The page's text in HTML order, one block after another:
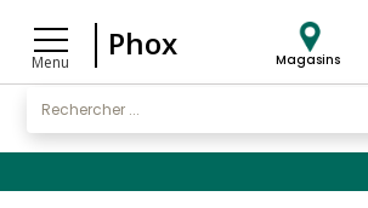
Menu
Phox Magasins